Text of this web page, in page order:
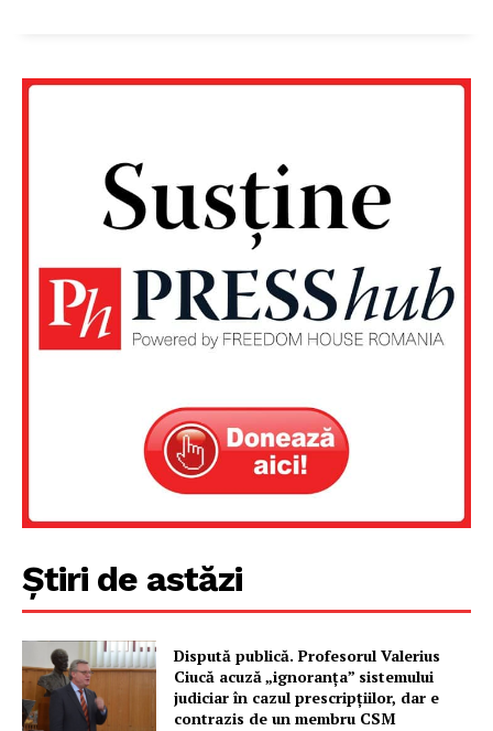
PRESShub
Proiecte editoriale
Contact
Știri de astăzi
Dispută publică. Profesorul Valerius
Ciucă acuză „ignoranța” sistemului
judiciar în cazul prescripțiilor, dar e
contrazis de un membru CSM